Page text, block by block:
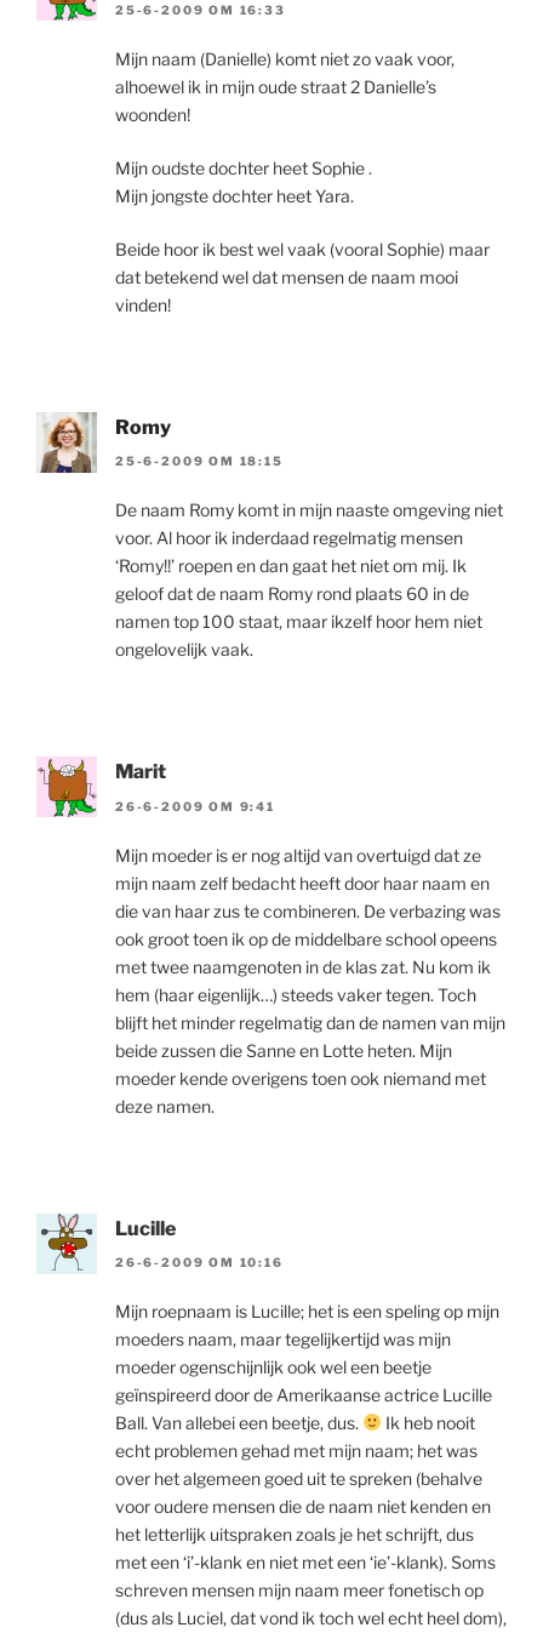
25-6-2009 OM 16:33
Mijn naam (Danielle) komt niet zo vaak voor,
alhoewel ik in mijn oude straat 2 Danielle’s
woonden!
Mijn oudste dochter heet Sophie .
Mijn jongste dochter heet Yara.
Beide hoor ik best wel vaak (vooral Sophie) maar
dat betekend wel dat mensen de naam mooi
vinden!
Romy
25-6-2009 OM 18:15
De naam Romy komt in mijn naaste omgeving niet
voor. Al hoor ik inderdaad regelmatig mensen
‘Romy!!’ roepen en dan gaat het niet om mij. Ik
geloof dat de naam Romy rond plaats 60 in de
namen top 100 staat, maar ikzelf hoor hem niet
ongelovelijk vaak.
Marit
26-6-2009 OM 9:41
Mijn moeder is er nog altijd van overtuigd dat ze
mijn naam zelf bedacht heeft door haar naam en
die van haar zus te combineren. De verbazing was
ook groot toen ik op de middelbare school opeens
met twee naamgenoten in de klas zat. Nu kom ik
hem (haar eigenlijk…) steeds vaker tegen. Toch
blijft het minder regelmatig dan de namen van mijn
beide zussen die Sanne en Lotte heten. Mijn
moeder kende overigens toen ook niemand met
deze namen.
Lucille
26-6-2009 OM 10:16
Mijn roepnaam is Lucille; het is een speling op mijn
moeders naam, maar tegelijkertijd was mijn
moeder ogenschijnlijk ook wel een beetje
geïnspireerd door de Amerikaanse actrice Lucille
Ball. Van allebei een beetje, dus.
Ik heb nooit
echt problemen gehad met mijn naam; het was
over het algemeen goed uit te spreken (behalve
voor oudere mensen die de naam niet kenden en
het letterlijk uitspraken zoals je het schrijft, dus
met een ‘i’-klank en niet met een ‘ie’-klank). Soms
schreven mensen mijn naam meer fonetisch op
(dus als Luciel, dat vond ik toch wel echt heel dom),